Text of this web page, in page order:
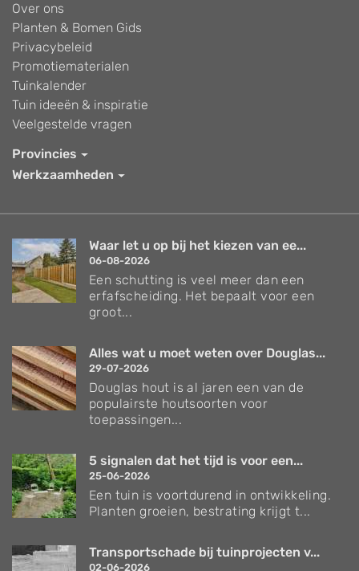
Over ons
Planten & Bomen Gids
Privacybeleid
Promotiematerialen
Tuinkalender
Tuin ideeën & inspiratie
Veelgestelde vragen
Provincies
Werkzaamheden
Waar let u op bij het kiezen van ee...
06-08-2026
Een schutting is veel meer dan een
erfafscheiding. Het bepaalt voor een
groot...
Alles wat u moet weten over Douglas...
29-07-2026
Douglas hout is al jaren een van de
populairste houtsoorten voor
toepassingen...
5 signalen dat het tijd is voor een...
25-06-2026
Een tuin is voortdurend in ontwikkeling.
Planten groeien, bestrating krijgt t...
Transportschade bij tuinprojecten v...
02-06-2026